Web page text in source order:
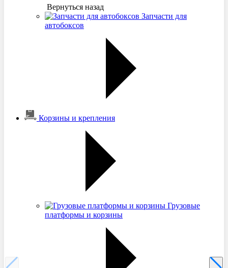
Вернуться назад
Запчасти для
автобоксов
Корзины и крепления
Грузовые
платформы и корзины